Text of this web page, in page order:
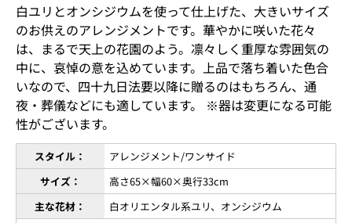
白ユリとオンシジウムを使って仕上げた、大きいサイズ
のお供えのアレンジメントです。華やかに咲いた花々
は、まるで天上の花園のよう。凛々しく重厚な雰囲気の
中に、哀悼の意を込めています。上品で落ち着いた色合
いなので、四十九日法要以降に贈るのはもちろん、通
夜・葬儀などにも適しています。 ※器は変更になる可能
性がございます。
スタイル：
アレンジメント/ワンサイド
サイズ：
高さ65×幅60×奥行33cm
主な花材：
白オリエンタル系ユリ、オンシジウム